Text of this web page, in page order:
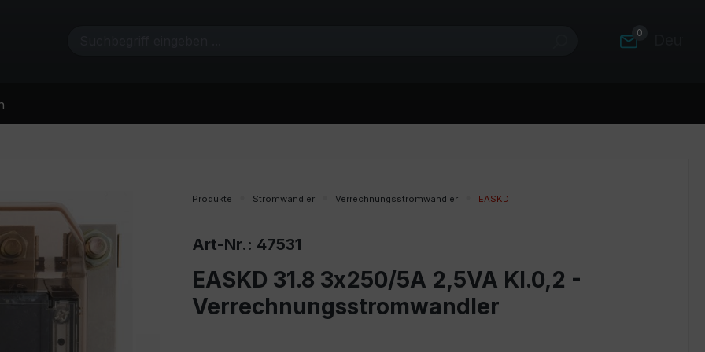
0
Produkte Stromwandler Verrechnungsstromwandler EASKD
Art-Nr.: 47531
EASKD 31.8 3x250/5A 2,5VA Kl.0,2 -
Verrechnungsstromwandler